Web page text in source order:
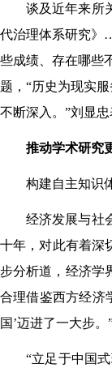
谈及近年来所
代治理体系研究》
些成绩、存在哪些
题，“历史为现实
不断深入。”刘显
推动学术研究
构建自主知识
经济发展与社
十年，对此有着深
步分析道，经济学
合理借鉴西方经济
国’迈进了一大步。
“立足于中国